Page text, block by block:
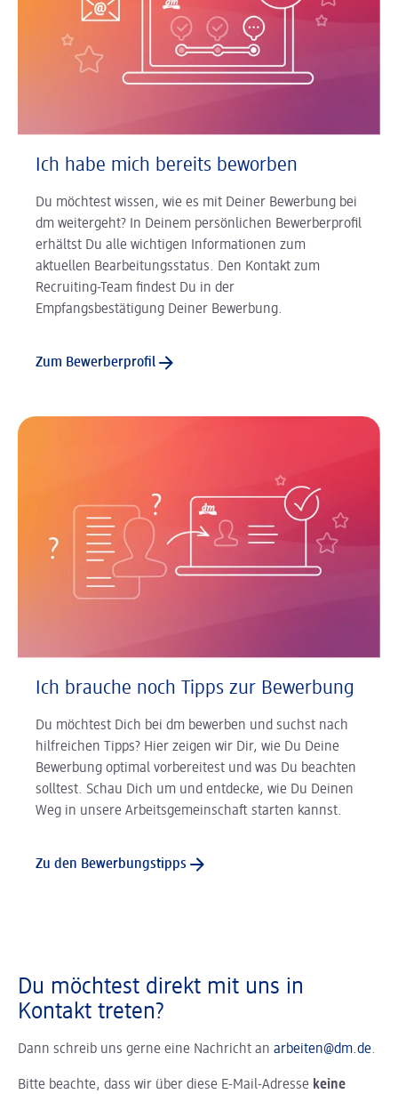
Ich habe mich bereits beworben
Du möchtest wissen, wie es mit Deiner Bewerbung bei
dm weitergeht? In Deinem persönlichen Bewerberprofil
erhältst Du alle wichtigen Informationen zum
aktuellen Bearbeitungsstatus. Den Kontakt zum
Recruiting-Team findest Du in der
Empfangsbestätigung Deiner Bewerbung.
Zum Bewerberprofil
Ich brauche noch Tipps zur Bewerbung
Du möchtest Dich bei dm bewerben und suchst nach
hilfreichen Tipps? Hier zeigen wir Dir, wie Du Deine
Bewerbung optimal vorbereitest und was Du beachten
solltest. Schau Dich um und entdecke, wie Du Deinen
Weg in unsere Arbeitsgemeinschaft starten kannst.
Zu den Bewerbungstipps
Du möchtest direkt mit uns in
Kontakt treten?
Dann schreib uns gerne eine Nachricht an arbeiten@dm.de.
Bitte beachte, dass wir über diese E-Mail-Adresse keine